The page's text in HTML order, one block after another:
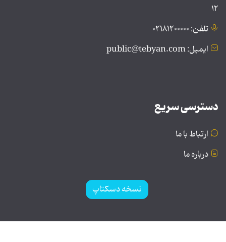
۱۲
تلفن: ۰۲۱۸۱۲۰۰۰۰۰
ایمیل: public@tebyan.com
دسترسی سریع
ارتباط با ما
درباره ما
نسخه دسکتاپ